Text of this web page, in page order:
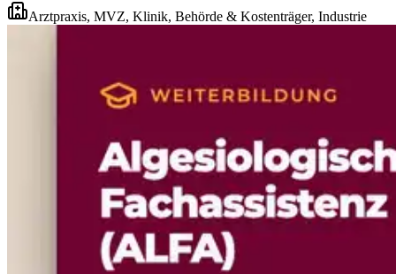
Arztpraxis, MVZ, Klinik, Behörde & Kostenträger, Industrie